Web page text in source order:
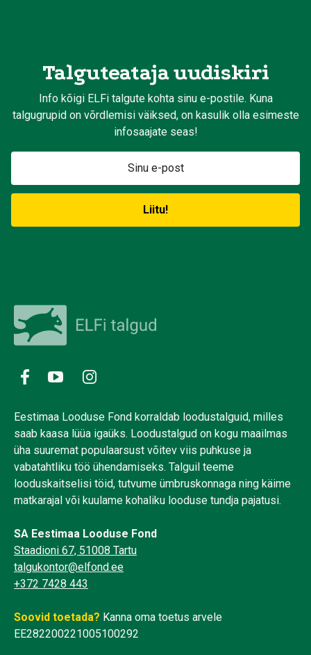
Talguteataja uudiskiri
Info kõigi ELFi talgute kohta sinu e-postile. Kuna
talgugrupid on võrdlemisi väiksed, on kasulik olla esimeste
infosaajate seas!
Eestimaa Looduse Fond korraldab loodustalguid, milles
saab kaasa lüüa igaüks. Loodustalgud on kogu maailmas
üha suuremat populaarsust võitev viis puhkuse ja
vabatahtliku töö ühendamiseks. Talguil teeme
looduskaitselisi töid, tutvume ümbruskonnaga ning käime
matkarajal või kuulame kohaliku looduse tundja pajatusi.
SA Eestimaa Looduse Fond
Staadioni 67, 51008 Tartu
talgukontor@elfond.ee
+372 7428 443
Soovid toetada? Kanna oma toetus arvele
EE282200221005100292